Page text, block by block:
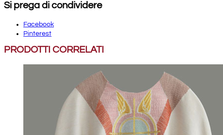
Si prega di condividere
Facebook
Pinterest
PRODOTTI CORRELATI